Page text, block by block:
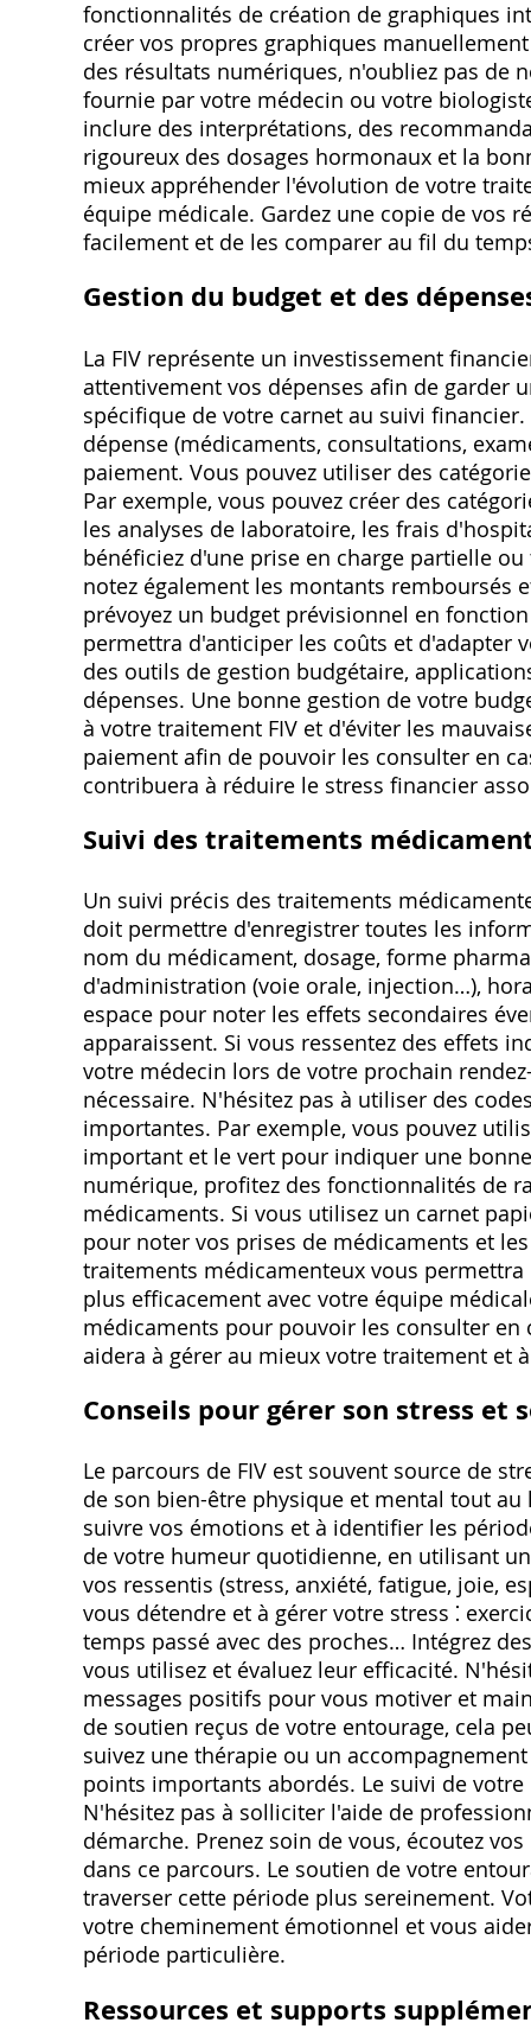
fonctionnalités de création de graphiques
créer vos propres graphiques
des résultats numériques, n'oubliez pas
fournie par votre médecin ou votre
inclure des interprétations, des
rigoureux des dosages hormonaux et la
mieux appréhender l'évolution de votre
équipe médicale. Gardez une copie de vos
facilement et de les comparer au fil du
Gestion du budget et des
La FIV représente un investissement
attentivement vos dépenses afin de garder
spécifique de votre carnet au suivi
dépense (médicaments, consultations,
paiement. Vous pouvez utiliser des
Par exemple, vous pouvez créer des
les analyses de laboratoire, les frais
bénéficiez d'une prise en charge partielle
notez également les montants remboursés
prévoyez un budget prévisionnel en
permettra d'anticiper les coûts et d'adapter
des outils de gestion budgétaire,
dépenses. Une bonne gestion de votre
à votre traitement FIV et d'éviter les
paiement afin de pouvoir les consulter en
contribuera à réduire le stress financier
Suivi des traitements
Un suivi précis des traitements
doit permettre d'enregistrer toutes les
nom du médicament, dosage, forme
d'administration (voie orale, injection…),
espace pour noter les effets secondaires
apparaissent. Si vous ressentez des effets
votre médecin lors de votre prochain
nécessaire. N'hésitez pas à utiliser des
importantes. Par exemple, vous pouvez
important et le vert pour indiquer une
numérique, profitez des fonctionnalités de
médicaments. Si vous utilisez un carnet
pour noter vos prises de médicaments et
traitements médicamenteux vous
plus efficacement avec votre équipe
médicaments pour pouvoir les consulter
aidera à gérer au mieux votre traitement et
Conseils pour gérer son stress et
Le parcours de FIV est souvent source de
de son bien-être physique et mental tout
suivre vos émotions et à identifier les
de votre humeur quotidienne, en utilisant
vos ressentis (stress, anxiété, fatigue, joie,
vous détendre et à gérer votre stress ⁚
temps passé avec des proches… Intégrez
vous utilisez et évaluez leur efficacité.
messages positifs pour vous motiver et
de soutien reçus de votre entourage, cela
suivez une thérapie ou un
points importants abordés. Le suivi de
N'hésitez pas à solliciter l'aide de
démarche. Prenez soin de vous, écoutez
dans ce parcours. Le soutien de votre
traverser cette période plus sereinement.
votre cheminement émotionnel et vous
période particulière.
Ressources et supports